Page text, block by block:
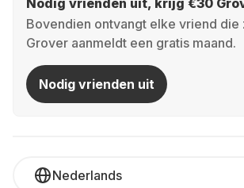
Nodig vrienden uit, krijg €30
Bovendien ontvangt elke vriend die
Grover aanmeldt een gratis maand.
Nodig vrienden uit
Nederlands